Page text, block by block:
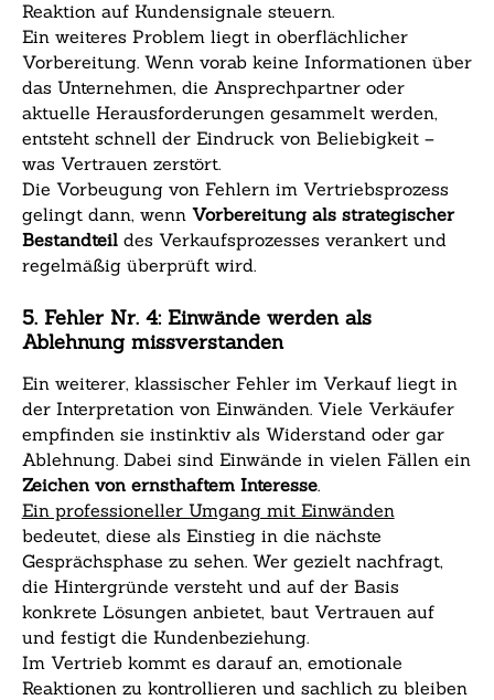
Reaktion auf Kundensignale steuern.
Ein weiteres Problem liegt in oberflächlicher
Vorbereitung. Wenn vorab keine Informationen über
das Unternehmen, die Ansprechpartner oder
aktuelle Herausforderungen gesammelt werden,
entsteht schnell der Eindruck von Beliebigkeit –
was Vertrauen zerstört.
Die Vorbeugung von Fehlern im Vertriebsprozess
gelingt dann, wenn Vorbereitung als strategischer
Bestandteildes Verkaufsprozesses verankert und
regelmäßig überprüft wird.
5. Fehler Nr. 4: Einwände werden als
Ablehnung missverstanden
Ein weiterer, klassischer Fehler im Verkauf liegt in
der Interpretation von Einwänden. Viele Verkäufer
empfinden sie instinktiv als Widerstand oder gar
Ablehnung. Dabei sind Einwände in vielen Fällen ein
Zeichen von ernsthaftem Interesse.
Ein professioneller Umgang mit Einwänden
bedeutet, diese als Einstieg in die nächste
Gesprächsphase zu sehen. Wer gezielt nachfragt,
die Hintergründe versteht und auf der Basis
konkrete Lösungen anbietet, baut Vertrauen auf
und festigt die Kundenbeziehung.
Im Vertrieb kommt es darauf an, emotionale
Reaktionen zu kontrollieren und sachlich zu bleiben